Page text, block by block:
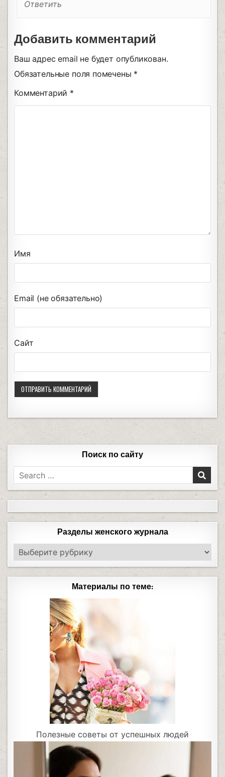
Ответить
Добавить комментарий
Ваш адрес email не будет опубликован.
Обязательные поля помечены *
Комментарий *
Имя
Email (не обязательно)
Сайт
Поиск по сайту
Разделы женского журнала
Материалы по теме:
Полезные советы от успешных людей